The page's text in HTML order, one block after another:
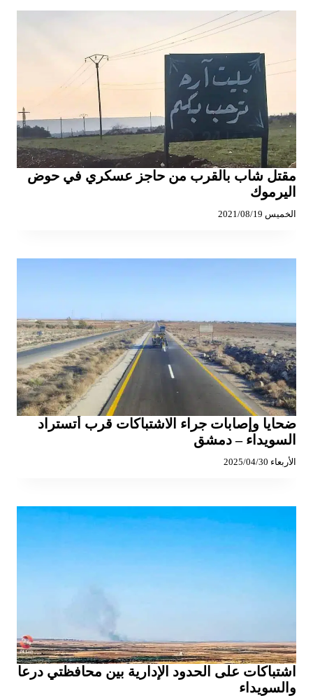
مقتل شاب بالقرب من حاجز عسكري في حوض
اليرموك
الخميس 2021/08/19
ضحايا وإصابات جراء الاشتباكات قرب أتستراد
السويداء – دمشق
الأربعاء 2025/04/30
اشتباكات على الحدود الإدارية بين محافظتي درعا
والسويداء